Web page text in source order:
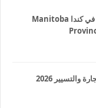
التسجيل للهجرة للمناطق الريفية في كندا Manitoba
نتائج النهائية المدرسة الوطنية للتجارة والتسيير 2026